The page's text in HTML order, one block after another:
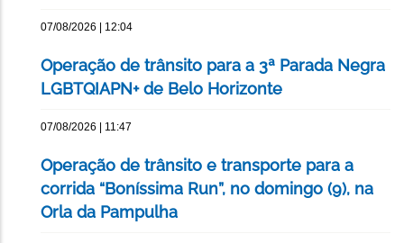
07/08/2026 | 12:04
Operação de trânsito para a 3ª Parada Negra
LGBTQIAPN+ de Belo Horizonte
07/08/2026 | 11:47
Operação de trânsito e transporte para a
corrida “Boníssima Run”, no domingo (9), na
Orla da Pampulha